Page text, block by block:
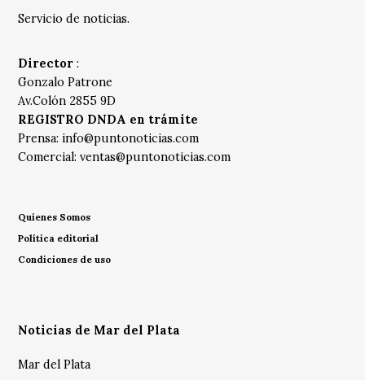
Servicio de noticias.
Director :
Gonzalo Patrone
Av.Colón 2855 9D
REGISTRO DNDA en trámite
Prensa: info@puntonoticias.com
Comercial:ventas@puntonoticias.com
Quienes Somos
Política editorial
Condiciones de uso
Noticias de Mar del Plata
Mar del Plata